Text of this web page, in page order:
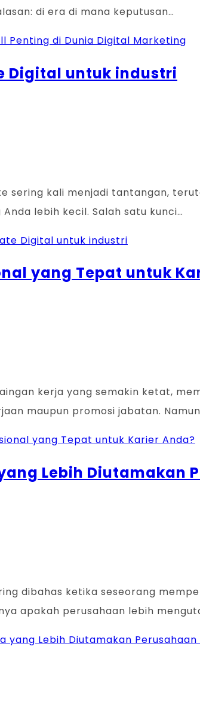
di era di mana keputusan…
Penting di Dunia Digital Marketing
Digital untuk industri
sering kali menjadi tantangan,
lebih kecil. Salah satu kunci…
Digital untuk industri
yang Tepat untuk
kerja yang semakin ketat,
maupun promosi jabatan.
yang Tepat untuk Karier Anda?
Lebih Diutamakan
dibahas ketika seseorang
apakah perusahaan lebih
yang Lebih Diutamakan Perusahaan